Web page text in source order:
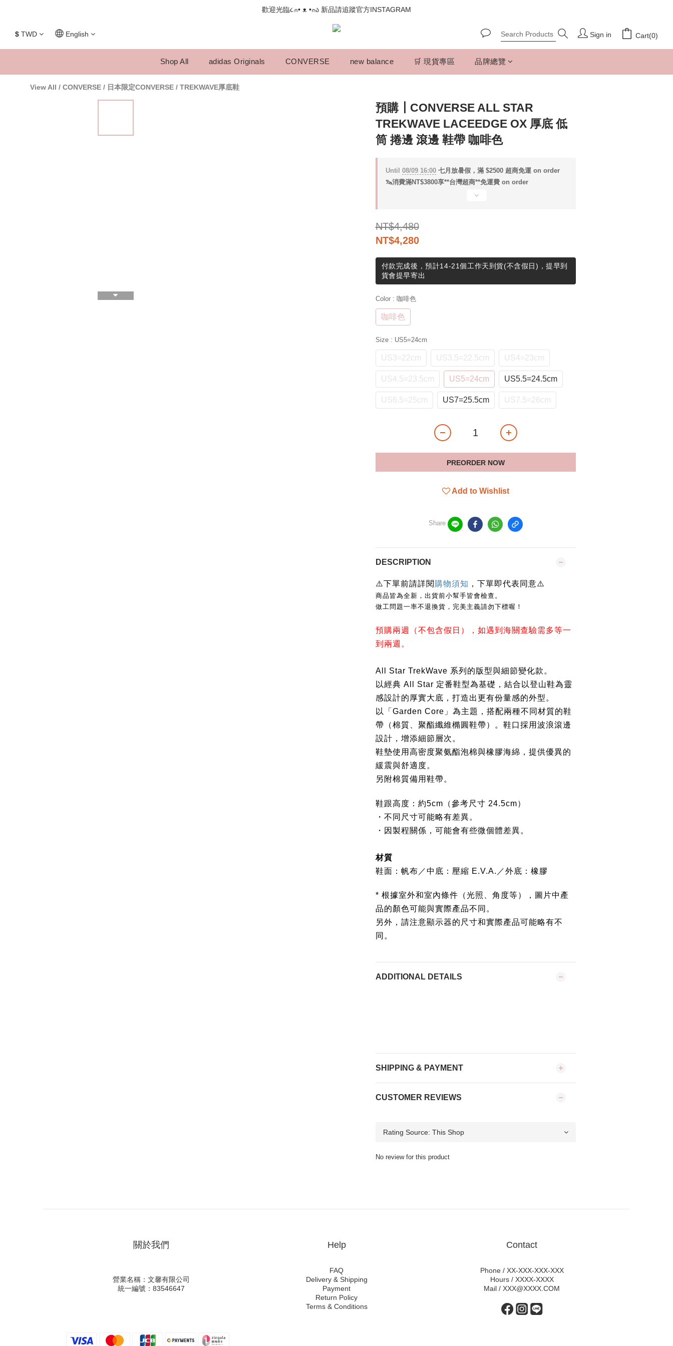
📣如果遇到結帳沒有反應，請另開瀏覽器 (不要直接從ig連結網站下單)
歡迎光臨૮⍝• ᴥ •⍝ა 新品請追蹤官方INSTAGRAM
📣如果遇到結帳沒有反應，請另開瀏覽器 (不要直接從ig連結網站下單)
$ TWD English Sign in Cart(0)
Shop All adidas Originals CONVERSE new balance 🛒 現貨專區 品牌總覽
View All / CONVERSE / 日本限定CONVERSE / TREKWAVE厚底鞋
預購┃CONVERSE ALL STAR
TREKWAVE LACEEDGE OX 厚底 低
筒 捲邊 滾邊 鞋帶 咖啡色
Until 08/09 16:00七月放暑假，滿 $2500 超商免運 on order
🦦消費滿NT$3800享**台灣超商**免運費 on order
NT$4,480
NT$4,280
付款完成後，預計14-21個工作天到貨(不含假日)，提早到
貨會提早寄出
Color : 咖啡色
咖啡色
Size : US5=24cm
US3=22cm US3.5=22.5cm US4=23cm
US4.5=23.5cm US5=24cm US5.5=24.5cm
US6.5=25cm US7=25.5cm US7.5=26cm
PREORDER NOW
Add to Wishlist
Share
DESCRIPTION
⚠️下單前請詳閱 購物須知 ，下單即代表同意⚠️
商品皆為全新，出貨前小幫手皆會檢查。
做工問題一率不退換貨，完美主義請勿下標喔！
預購兩週（不包含假日），如遇到海關查驗需多等一
到兩週。
All Star TrekWave 系列的版型與細節變化款。
以經典 All Star 定番鞋型為基礎，結合以登山鞋為靈
感設計的厚實大底，打造出更有份量感的外型。
以「Garden Core」為主題，搭配兩種不同材質的鞋
帶（棉質、聚酯纖維橢圓鞋帶）。鞋口採用波浪滾邊
設計，增添細節層次。
鞋墊使用高密度聚氨酯泡棉與橡膠海綿，提供優異的
緩震與舒適度。
另附棉質備用鞋帶。
鞋跟高度：約5cm（參考尺寸 24.5cm）
・不同尺寸可能略有差異。
・因製程關係，可能會有些微個體差異。
材質
鞋面：帆布／中底：壓縮 E.V.A.／外底：橡膠
* 根據室外和室內條件（光照、角度等），圖片中產
品的顏色可能與實際產品不同。
另外，請注意顯示器的尺寸和實際產品可能略有不
同。
ADDITIONAL DETAILS
SHIPPING & PAYMENT
CUSTOMER REVIEWS
No review for this product
關於我們
營業名稱：文馨有限公司
統一編號：83546647
Help
FAQ
Delivery & Shipping
Payment
Return Policy
Terms & Conditions
Contact
Phone / XX-XXX-XXX-XXX
Hours / XXXX-XXXX
Mail / XXX@XXXX.COM